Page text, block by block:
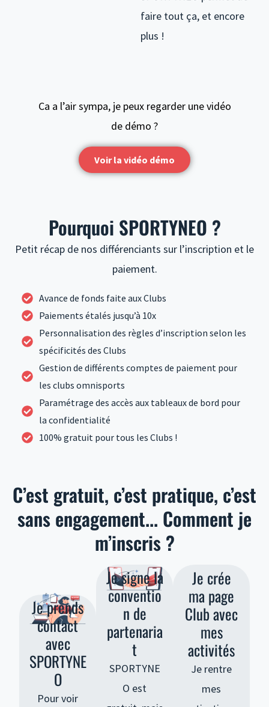
faire tout ça, et encore
plus !
Ca a l’air sympa, je peux regarder une vidéo
de démo ?
Voir la vidéo démo
Pourquoi SPORTYNEO ?
Petit récap de nos différenciants sur l’inscription et le
paiement.
Avance de fonds faite aux Clubs
Paiements étalés jusqu’à 10x
Personnalisation des règles d’inscription selon les
spécificités des Clubs
Gestion de différents comptes de paiement pour
les clubs omnisports
Paramétrage des accès aux tableaux de bord pour
la confidentialité
100% gratuit pour tous les Clubs !
C’est gratuit, c’est pratique, c’est
sans engagement... Comment je
m’inscris ?
Je prends
contact
avec
SPORTYNE
O
Pour voir
Je signe la
conventio
n de
partenaria
t
SPORTYNE
O est
Je crée
ma page
Club avec
mes
activités
Je rentre
mes